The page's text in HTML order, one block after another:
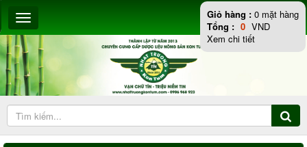
Giỏ hàng : 0 mặt hàng
Tổng : 0 VND
Xem chi tiết